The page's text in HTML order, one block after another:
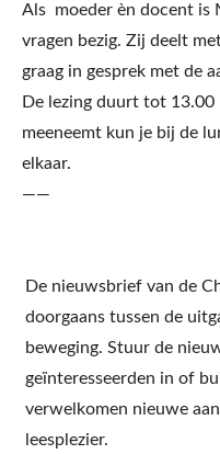
Als moeder èn docent is
vragen bezig. Zij deelt
graag in gesprek met de
De lezing duurt tot 13.00
meeneemt kun je bij de
elkaar.
——
De nieuwsbrief van de
doorgaans tussen de
beweging. Stuur de
geïnteresseerden in of
verwelkomen nieuwe
leesplezier.